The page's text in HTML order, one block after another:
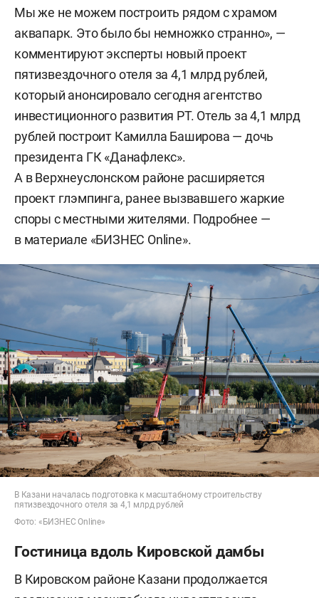
Мы же не можем построить рядом с храмом
аквапарк. Это было бы немножко странно», —
комментируют эксперты новый проект
пятизвездочного отеля за 4,1 млрд рублей,
который анонсировало сегодня агентство
инвестиционного развития РТ. Отель за 4,1 млрд
рублей построит Камилла Баширова — дочь
президента ГК «Данафлекс».
А в Верхнеуслонском районе расширяется
проект глэмпинга, ранее вызвавшего жаркие
споры с местными жителями. Подробнее —
в материале «БИЗНЕС Online».
В Казани началась подготовка к масштабному строительству
пятизвездочного отеля за 4,1 млрд рублей
Фото: «БИЗНЕС Online»
Гостиница вдоль Кировской дамбы
В Кировском районе Казани продолжается